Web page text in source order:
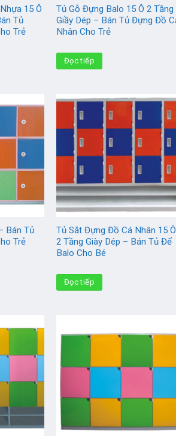
15 Ô
Tủ
Trẻ
Tủ Gỗ Đựng Balo 15 Ô 2 Tầng
Giầy Dép – Bán Tủ Đựng Đồ
Nhân Cho Trẻ
Đọc tiếp
Bán Tủ
Trẻ
Tủ Sắt Đựng Đồ Cá Nhân 15 Ô
2 Tầng Giày Dép – Bán Tủ Để
Balo Cho Bé
Đọc tiếp